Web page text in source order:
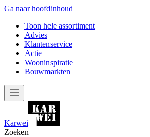
Ga naar hoofdinhoud
Toon hele assortiment
Advies
Klantenservice
Actie
Wooninspiratie
Bouwmarkten
Karwei
Zoeken